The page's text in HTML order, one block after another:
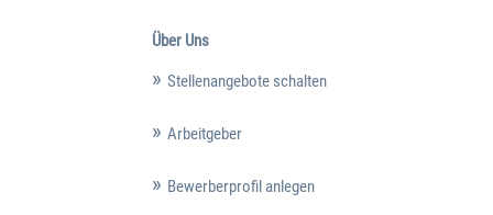
Über Uns
Stellenangebote schalten
Arbeitgeber
Bewerberprofil anlegen